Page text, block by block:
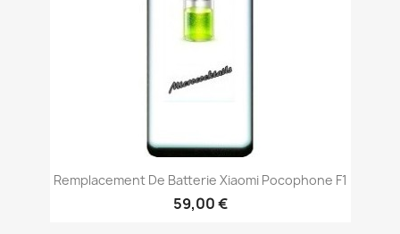
Remplacement De Batterie Xiaomi Pocophone F1
59,00 €